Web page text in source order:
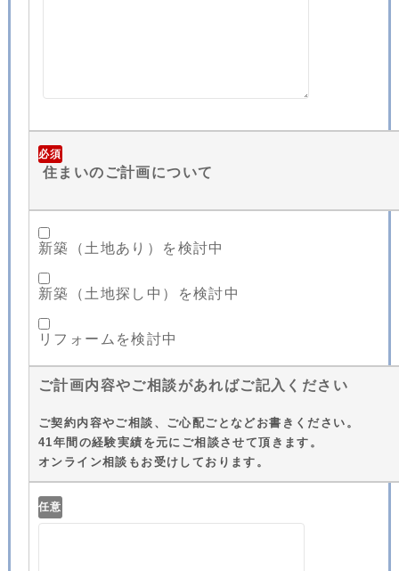
必須
住まいのご計画について
新築（土地あり）を検討中
新築（土地探し中）を検討中
リフォームを検討中
ご計画内容やご相談があればご記入ください
ご契約内容やご相談、ご心配ごとなどお書きください。
41年間の経験実績を元にご相談させて頂きます。
オンライン相談もお受けしております。
任意